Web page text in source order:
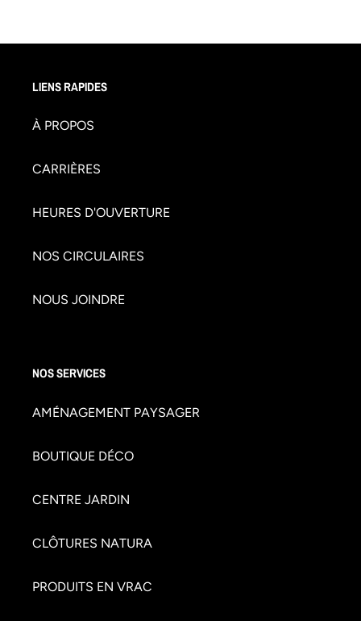
LIENS RAPIDES
À PROPOS
CARRIÈRES
HEURES D'OUVERTURE
NOS CIRCULAIRES
NOUS JOINDRE
NOS SERVICES
AMÉNAGEMENT PAYSAGER
BOUTIQUE DÉCO
CENTRE JARDIN
CLÔTURES NATURA
PRODUITS EN VRAC